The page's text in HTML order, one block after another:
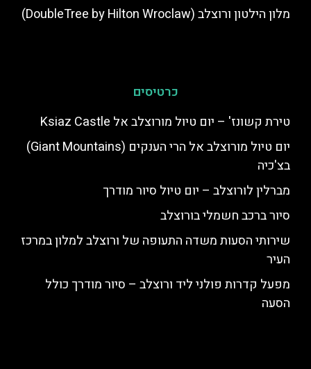
מלון הילטון ורוצלב (DoubleTree by Hilton Wroclaw)
כרטיסים
טירת קשונז' – יום טיול מורוצלב אל Ksiaz Castle
יום טיול מורוצלב אל הרי הענקים (Giant Mountains)
בצ'כיה
מברלין לורוצלב – יום טיול סיור מודרך
סיור ברכב חשמלי בורוצלב
שירותי הסעות משדה התעופה של ורוצלב למלון במרכז
העיר
מפעל קדרות פולני ליד ורוצלב – סיור מודרך כולל
הסעה